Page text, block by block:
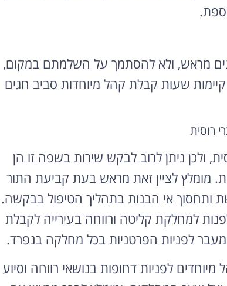
מראש, ולא להסתמך על השלמתם במקום,
שעות קבלת קהל מיוחדות סביב חגים
רוסית
ולכן ניתן לרוב לבקש שירות בשפה זו הן
מומלץ לציין זאת מראש בעת קביעת התור
ותחסוך אי הבנות בתהליך הטיפול בבקשה.
למחלקת קליטה ורווחה בעירייה לקבלת
לפניות הפרטניות בכל מחלקה בנפרד.
לפניות דחופות בנושאי רווחה וסיוע